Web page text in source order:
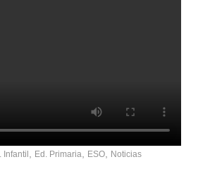
Infantil Ed. Primaria ESO Noticias